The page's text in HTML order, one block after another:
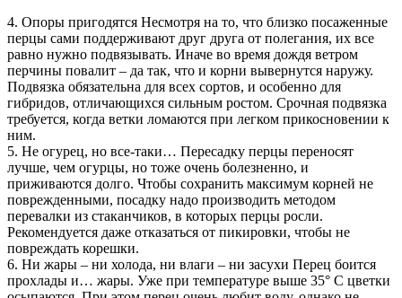
4. Опоры пригодятся Несмотря на то, что близко посаженные
перцы сами поддерживают друг друга от полегания, их все
равно нужно подвязывать. Иначе во время дождя ветром
перчины повалит – да так, что и корни вывернутся наружу.
Подвязка обязательна для всех сортов, и особенно для
гибридов, отличающихся сильным ростом. Срочная подвязка
требуется, когда ветки ломаются при легком прикосновении к
ним.
5. Не огурец, но все-таки… Пересадку перцы переносят
лучше, чем огурцы, но тоже очень болезненно, и
приживаются долго. Чтобы сохранить максимум корней не
поврежденными, посадку надо производить методом
перевалки из стаканчиков, в которых перцы росли.
Рекомендуется даже отказаться от пикировки, чтобы не
повреждать корешки.
6. Ни жары – ни холода, ни влаги – ни засухи Перец боится
прохлады и… жары. Уже при температуре выше 35° С цветки